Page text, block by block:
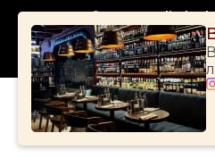
© 2009-2026